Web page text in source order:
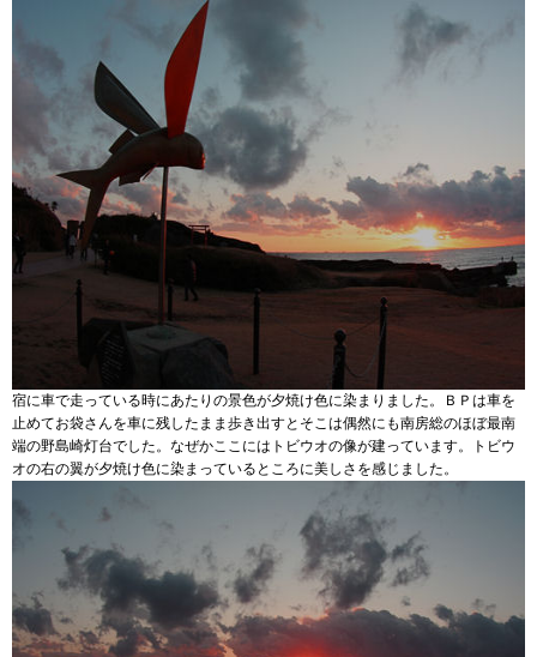
宿に車で走っている時にあたりの景色が夕焼け色に染まりました。ＢＰは車を
止めてお袋さんを車に残したまま歩き出すとそこは偶然にも南房総のほぼ最南
端の野島崎灯台でした。なぜかここにはトビウオの像が建っています。トビウ
オの右の翼が夕焼け色に染まっているところに美しさを感じました。